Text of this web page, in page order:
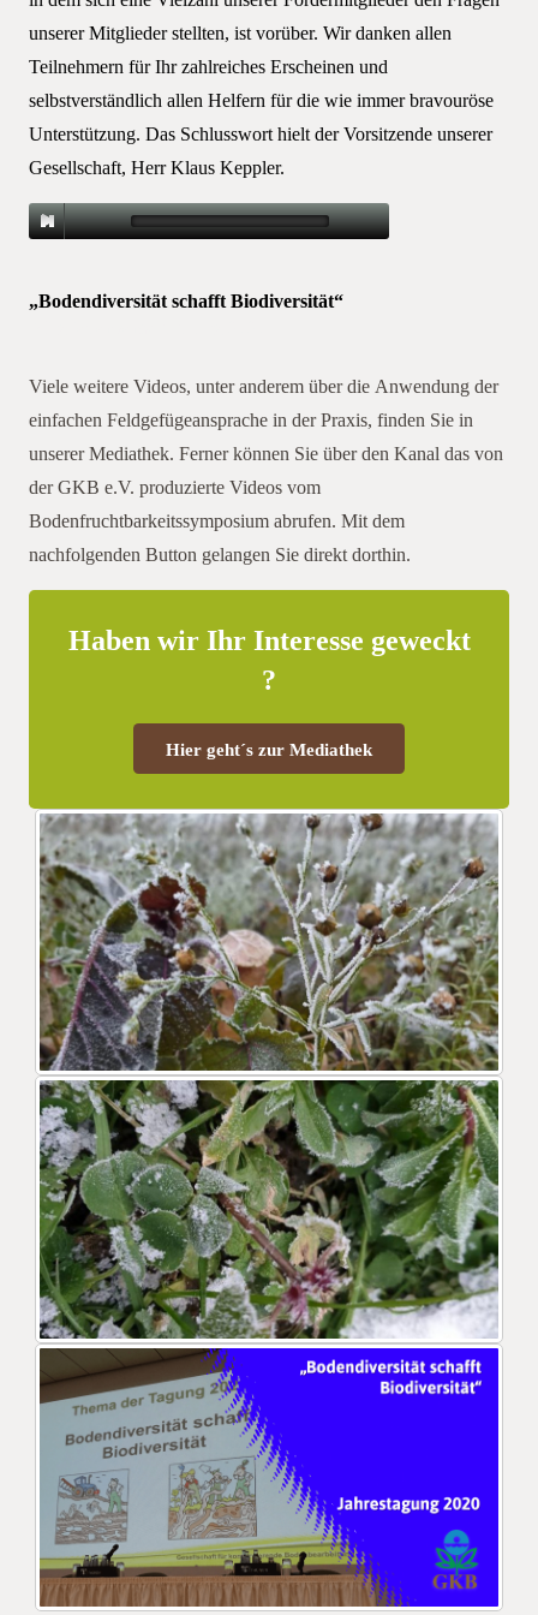
Der Vortrag steht für unsere Mitglieder im PDF-Format
zum Download bereit –
Zum PDF-Dokument
Der Vortrag als Audio-Mitschnitt
Wie gewohnt können Sie sich den Vortrag, neben weiteren
unserer Mitglieder stellten, ist vorüber. Wir danken allen
Teilnehmern für Ihr zahlreiches Erscheinen und
selbstverständlich allen Helfern für die wie immer bravouröse
Unterstützung. Das Schlusswort hielt der Vorsitzende unserer
Gesellschaft, Herr Klaus Keppler.
„Bodendiversität schafft Biodiversität“
Viele weitere Videos, unter anderem über die Anwendung der
einfachen Feldgefügeansprache in der Praxis, finden Sie in
unserer Mediathek. Ferner können Sie über den Kanal das von
der GKB e.V. produzierte Videos vom
Bodenfruchtbarkeitssymposium abrufen. Mit dem
nachfolgenden Button gelangen Sie direkt dorthin.
Haben wir Ihr Interesse geweckt
?
Hier geht´s zur Mediathek